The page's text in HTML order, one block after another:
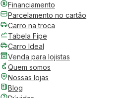
Financiamento
Parcelamento no cartão
Carro na troca
Tabela Fipe
Carro Ideal
Venda para lojistas
Quem somos
Nossas lojas
Blog